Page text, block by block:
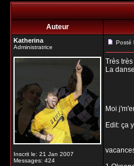
Auteur
Katherina
Administratrice
Inscrit le: 21 Jan 2007
Messages: 424
Posté
Très
La
Moi
Edit: ça